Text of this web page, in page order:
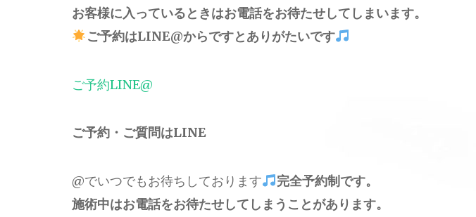
お客様に入っているときはお電話をお待たせしてしまいます。
ご予約はLINE@からですとありがたいです
ご予約LINE@
ご予約・ご質問はLINE
@でいつでもお待ちしております
完全予約制です。
施術中はお電話をお待たせしてしまうことがあります。